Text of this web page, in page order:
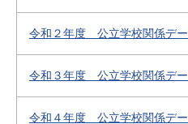
令和２年度 公立学校関係デー
令和３年度 公立学校関係デー
令和４年度 公立学校関係デー